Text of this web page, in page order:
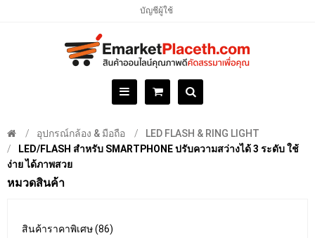
บัญชีผู้ใช้
อุปกรณ์กล้อง & มือถือ
LED FLASH & RING LIGHT
LED/FLASH สำหรับ SMARTPHONE ปรับความสว่างได้ 3 ระดับ ใช้
ง่าย ได้ภาพสวย
หมวดสินค้า
สินค้าราคาพิเศษ (86)